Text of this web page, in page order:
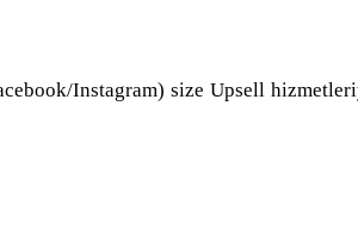
Instagram) size Upsell